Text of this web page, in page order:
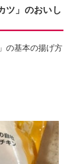
ツ」のおいし
の基本の揚げ方